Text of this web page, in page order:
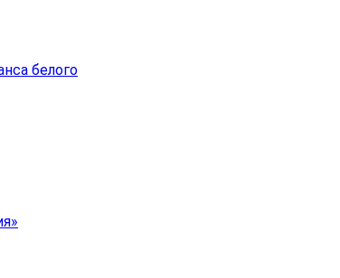
белого